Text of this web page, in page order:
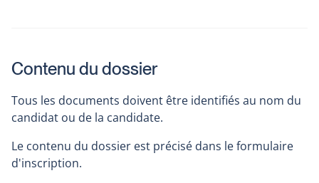
Contenu du dossier
Tous les documents doivent être identifiés au nom du
candidat ou de la candidate.
Le contenu du dossier est précisé dans le formulaire
d'inscription.